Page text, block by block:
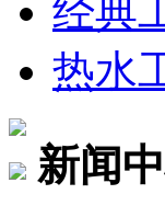
经典
热水
新闻